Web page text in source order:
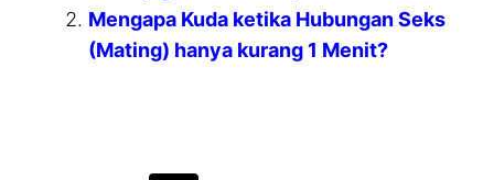
Mengapa Kuda ketika Hubungan Seks
(Mating) hanya kurang 1 Menit?